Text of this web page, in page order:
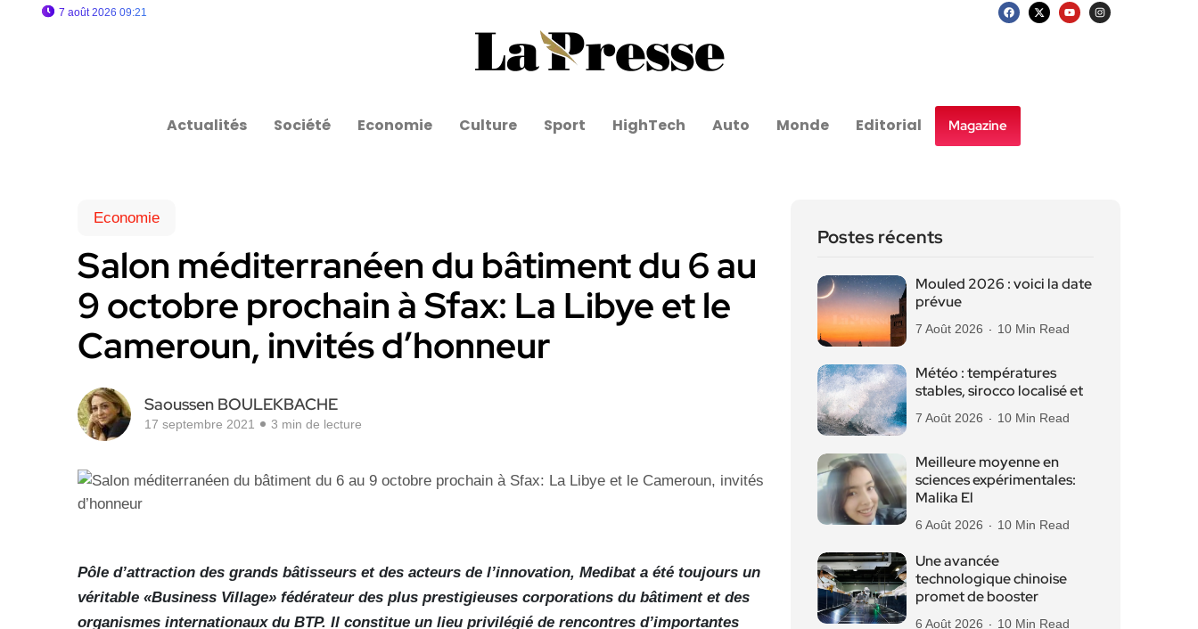
7 août 2026 09:21
Actualités Société Economie Culture Sport HighTech Auto Monde Editorial Magazine
Economie
Salon méditerranéen du bâtiment du 6 au
9 octobre prochain à Sfax: La Libye et le
Cameroun, invités d’honneur
Saoussen BOULEKBACHE
17 septembre 2021 3 min de lecture
Pôle d’attraction des grands bâtisseurs et des acteurs de l’innovation, Medibat a été toujours un
véritable «Business Village» fédérateur des plus prestigieuses corporations du bâtiment et des
organismes internationaux du BTP. Il constitue un lieu privilégié de rencontres d’importantes
Postes récents
Mouled 2026 : voici la date
prévue
7 Août 2026 10 Min Read
Météo : températures
stables, sirocco localisé et
7 Août 2026 10 Min Read
Meilleure moyenne en
sciences expérimentales:
Malika El
6 Août 2026 10 Min Read
Une avancée
technologique chinoise
promet de booster
6 Août 2026 10 Min Read